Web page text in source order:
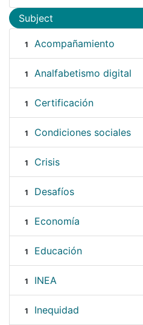
Subject
1 Acompañamiento
1 Analfabetismo digital
1 Certificación
1 Condiciones sociales
1 Crisis
1 Desafíos
1 Economía
1 Educación
1 INEA
1 Inequidad